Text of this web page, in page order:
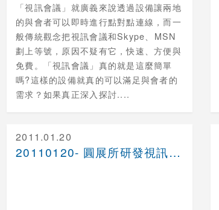
「視訊會議」就廣義來說透過設備讓兩地
的與會者可以即時進行點對點連線，而一
般傳統觀念把視訊會議和Skype、MSN
劃上等號，原因不疑有它，快速、方便與
免費。「視訊會議」真的就是這麼簡單
嗎?這樣的設備就真的可以滿足與會者的
需求？如果真正深入探討....
2011.01.20
20110120- 圓展所研發視訊會議 AVerC....